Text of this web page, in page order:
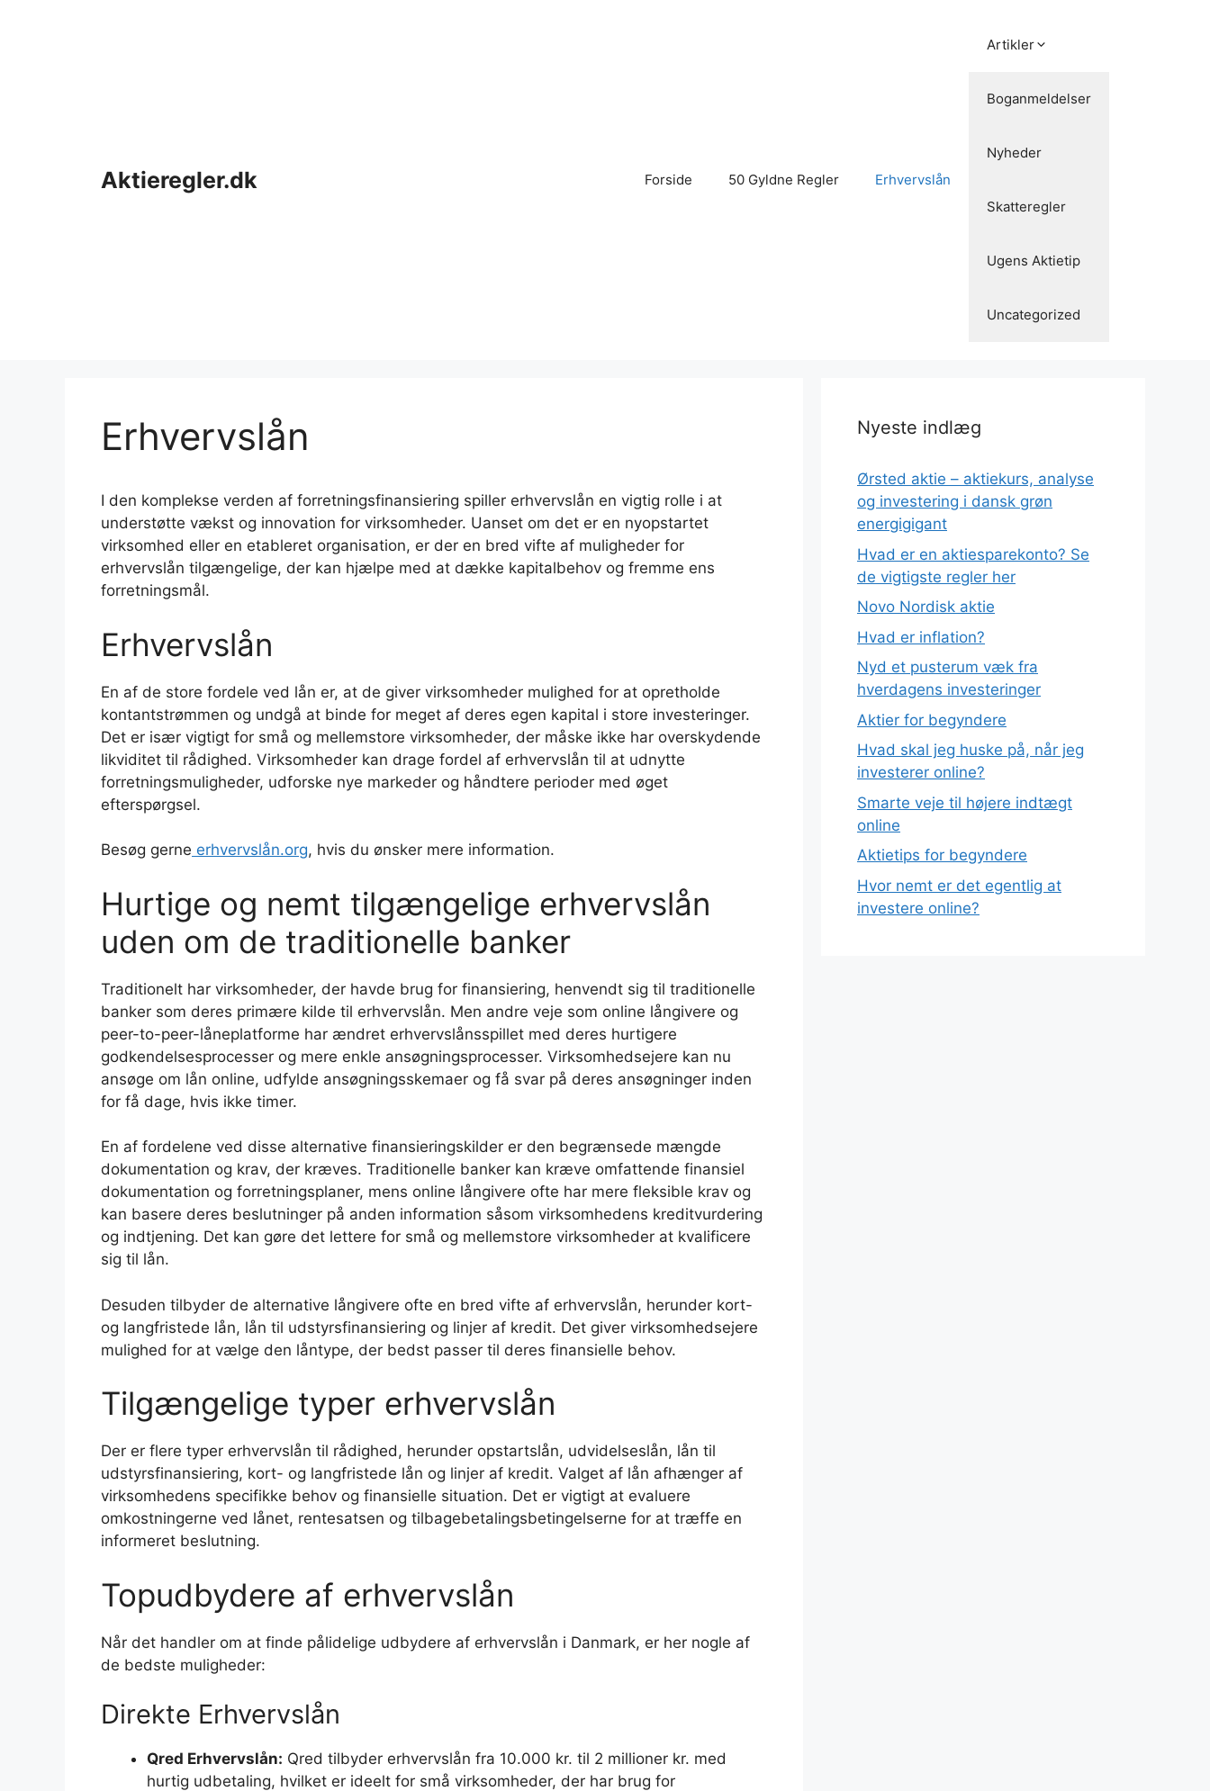
Aktieregler.dk Forside 50 Gyldne Regler Erhvervslån
Artikler
Boganmeldelser
Nyheder
Skatteregler
Ugens Aktietip
Uncategorized
Erhvervslån
I den komplekse verden af forretningsfinansiering spiller erhvervslån en vigtig rolle i at
understøtte vækst og innovation for virksomheder. Uanset om det er en nyopstartet
virksomhed eller en etableret organisation, er der en bred vifte af muligheder for
erhvervslån tilgængelige, der kan hjælpe med at dække kapitalbehov og fremme ens
forretningsmål.
Erhvervslån
En af de store fordele ved lån er, at de giver virksomheder mulighed for at opretholde
kontantstrømmen og undgå at binde for meget af deres egen kapital i store investeringer.
Det er især vigtigt for små og mellemstore virksomheder, der måske ikke har overskydende
likviditet til rådighed. Virksomheder kan drage fordel af erhvervslån til at udnytte
forretningsmuligheder, udforske nye markeder og håndtere perioder med øget
efterspørgsel.
Besøg gerne erhvervslån.org, hvis du ønsker mere information.
Hurtige og nemt tilgængelige erhvervslån
uden om de traditionelle banker
Traditionelt har virksomheder, der havde brug for finansiering, henvendt sig til traditionelle
banker som deres primære kilde til erhvervslån. Men andre veje som online långivere og
peer-to-peer-låneplatforme har ændret erhvervslånsspillet med deres hurtigere
godkendelsesprocesser og mere enkle ansøgningsprocesser. Virksomhedsejere kan nu
ansøge om lån online, udfylde ansøgningsskemaer og få svar på deres ansøgninger inden
for få dage, hvis ikke timer.
En af fordelene ved disse alternative finansieringskilder er den begrænsede mængde
dokumentation og krav, der kræves. Traditionelle banker kan kræve omfattende finansiel
dokumentation og forretningsplaner, mens online långivere ofte har mere fleksible krav og
kan basere deres beslutninger på anden information såsom virksomhedens kreditvurdering
og indtjening. Det kan gøre det lettere for små og mellemstore virksomheder at kvalificere
sig til lån.
Desuden tilbyder de alternative långivere ofte en bred vifte af erhvervslån, herunder kort-
og langfristede lån, lån til udstyrsfinansiering og linjer af kredit. Det giver virksomhedsejere
mulighed for at vælge den låntype, der bedst passer til deres finansielle behov.
Tilgængelige typer erhvervslån
Der er flere typer erhvervslån til rådighed, herunder opstartslån, udvidelseslån, lån til
udstyrsfinansiering, kort- og langfristede lån og linjer af kredit. Valget af lån afhænger af
virksomhedens specifikke behov og finansielle situation. Det er vigtigt at evaluere
omkostningerne ved lånet, rentesatsen og tilbagebetalingsbetingelserne for at træffe en
informeret beslutning.
Topudbydere af erhvervslån
Når det handler om at finde pålidelige udbydere af erhvervslån i Danmark, er her nogle af
de bedste muligheder:
Direkte Erhvervslån
Qred Erhvervslån: Qred tilbyder erhvervslån fra 10.000 kr. til 2 millioner kr. med
hurtig udbetaling, hvilket er ideelt for små virksomheder, der har brug for
Nyeste indlæg
Ørsted aktie – aktiekurs, analyse
og investering i dansk grøn
energigigant
Hvad er en aktiesparekonto? Se
de vigtigste regler her
Novo Nordisk aktie
Hvad er inflation?
Nyd et pusterum væk fra
hverdagens investeringer
Aktier for begyndere
Hvad skal jeg huske på, når jeg
investerer online?
Smarte veje til højere indtægt
online
Aktietips for begyndere
Hvor nemt er det egentlig at
investere online?